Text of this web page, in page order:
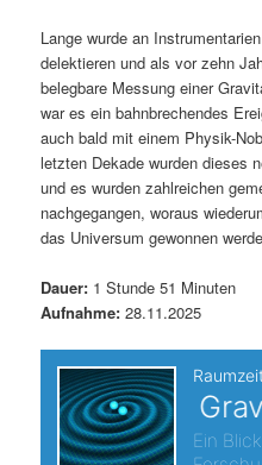
Lange wurde an
delektieren und als vor zehn
belegbare Messung einer
war es ein bahnbrechendes
auch bald mit einem Physik-
letzten Dekade wurden dieses
und es wurden zahlreichen
nachgegangen, woraus
das Universum gewonnen
Dauer: 1 Stunde 51 Minuten
Aufnahme: 28.11.2025